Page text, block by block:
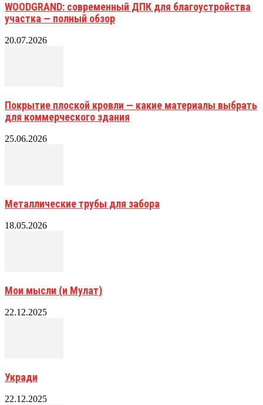
WOODGRAND: современный ДПК для благоустройства
участка — полный обзор
20.07.2026
Покрытие плоской кровли — какие материалы выбрать
для коммерческого здания
25.06.2026
Металлические трубы для забора
18.05.2026
Мои мысли (и Мулат)
22.12.2025
Укради
22.12.2025